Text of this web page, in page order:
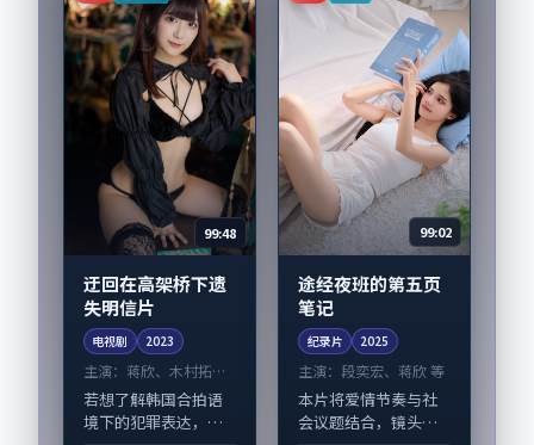
事围绕当代都市中...
99:48
迂回在高架桥下遗
失明信片
电视剧 2023
主演： 蒋欣、木村拓哉
等
若想了解韩国合拍语
境下的犯罪表达，
99:02
途经夜班的第五页
笔记
纪录片 2025
主演：段奕宏、蒋欣 等
本片将爱情节奏与社
会议题结合，镜头语